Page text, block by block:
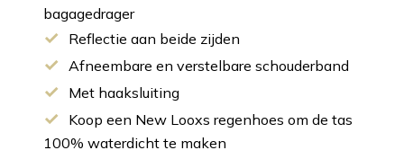
bagagedrager
Reflectie aan beide zijden
Afneembare en verstelbare schouderband
Met haaksluiting
Koop een New Looxs regenhoes om de tas
100% waterdicht te maken